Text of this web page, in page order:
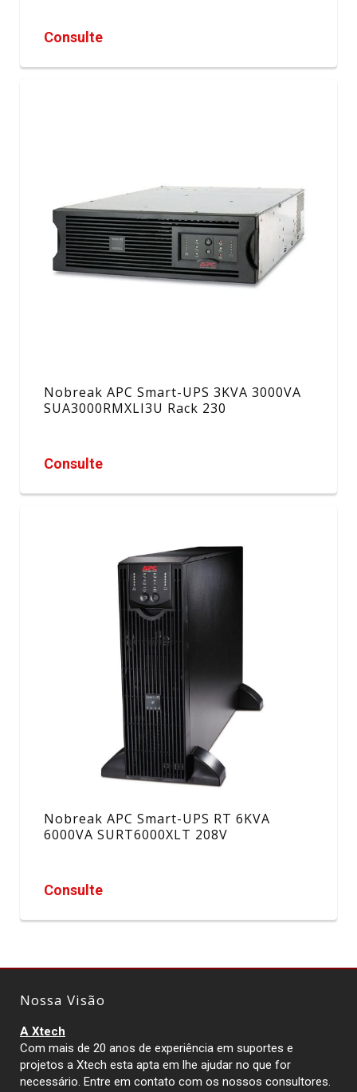
Consulte
Nobreak APC Smart-UPS 3KVA 3000VA
SUA3000RMXLI3U Rack 230
Consulte
Nobreak APC Smart-UPS RT 6KVA
6000VA SURT6000XLT 208V
Consulte
Nossa Visão
A Xtech
Com mais de 20 anos de experiência em suportes e
projetos a Xtech esta apta em lhe ajudar no que for
necessário. Entre em contato com os nossos consultores.